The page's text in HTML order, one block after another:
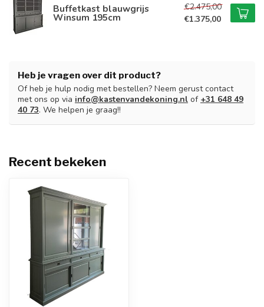
Buffetkast blauwgrijs
Winsum 195cm
€2.475,00
€1.375,00
Heb je vragen over dit product?
Of heb je hulp nodig met bestellen? Neem gerust contact
met ons op via info@kastenvandekoning.nl of +31 648 49
40 73. We helpen je graag!!
Recent bekeken